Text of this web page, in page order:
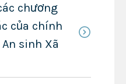
chương
của chính
sinh Xã